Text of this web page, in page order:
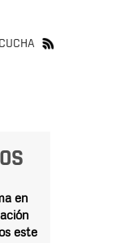
en
este